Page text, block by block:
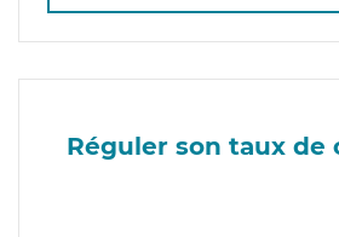
Réguler son taux de